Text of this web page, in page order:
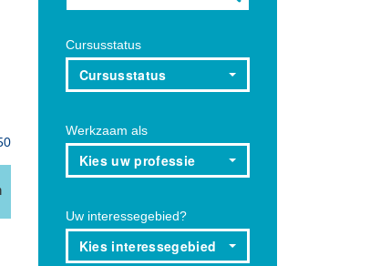
Cursusstatus
Cursusstatus
Werkzaam als
Kies uw professie
Uw interessegebied?
Kies interessegebied